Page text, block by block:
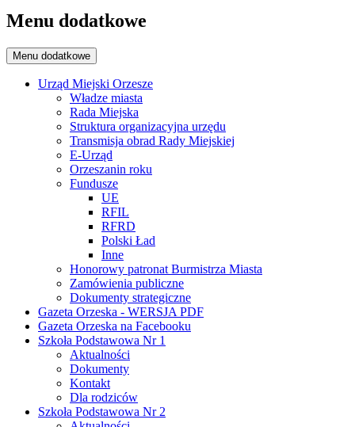
Menu dodatkowe
Menu dodatkowe
Urząd Miejski Orzesze
Władze miasta
Rada Miejska
Struktura organizacyjna urzędu
Transmisja obrad Rady Miejskiej
E-Urząd
Orzeszanin roku
Fundusze
UE
RFIL
RFRD
Polski Ład
Inne
Honorowy patronat Burmistrza Miasta
Zamówienia publiczne
Dokumenty strategiczne
Gazeta Orzeska - WERSJA PDF
Gazeta Orzeska na Facebooku
Szkoła Podstawowa Nr 1
Aktualności
Dokumenty
Kontakt
Dla rodziców
Szkoła Podstawowa Nr 2